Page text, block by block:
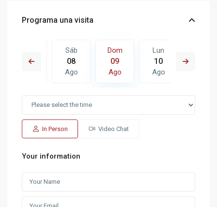
Programa una visita
17
Sáb
08
Ago
Dom
09
Ago
Lun
10
Ago
In Person Video Chat
Your information